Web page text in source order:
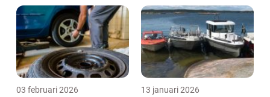
03 februari 2026 13 januari 2026